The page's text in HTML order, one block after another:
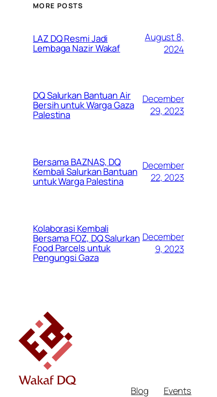
MORE POSTS
LAZ DQ Resmi Jadi
Lembaga Nazir Wakaf
August 8,
2024
DQ Salurkan Bantuan Air
Bersih untuk Warga Gaza
Palestina
December
29, 2023
Bersama BAZNAS, DQ
Kembali Salurkan Bantuan
untuk Warga Palestina
December
22, 2023
Kolaborasi Kembali
Bersama FOZ, DQ Salurkan
Food Parcels untuk
Pengungsi Gaza
December
9, 2023
Blog
Events